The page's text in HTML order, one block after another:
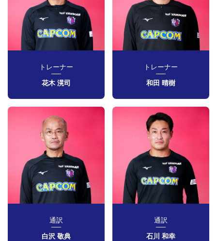
トレーナー
花木 滉司
トレーナー
和田 晴樹
通訳
白沢 敬典
通訳
石川 和幸